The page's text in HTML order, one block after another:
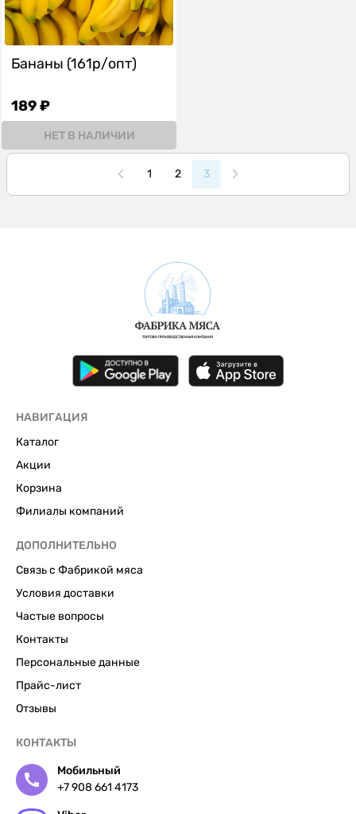
Бананы (161р/опт)
189 ₽
НЕТ В НАЛИЧИИ
1 2 3
НАВИГАЦИЯ
Каталог
Акции
Корзина
Филиалы компаний
ДОПОЛНИТЕЛЬНО
Связь с Фабрикой мяса
Условия доставки
Частые вопросы
Контакты
Персональные данные
Прайс-лист
Отзывы
КОНТАКТЫ
Мобильный
+7 908 661 4173